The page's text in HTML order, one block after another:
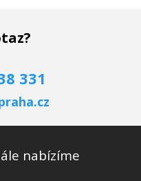
331
nabízíme